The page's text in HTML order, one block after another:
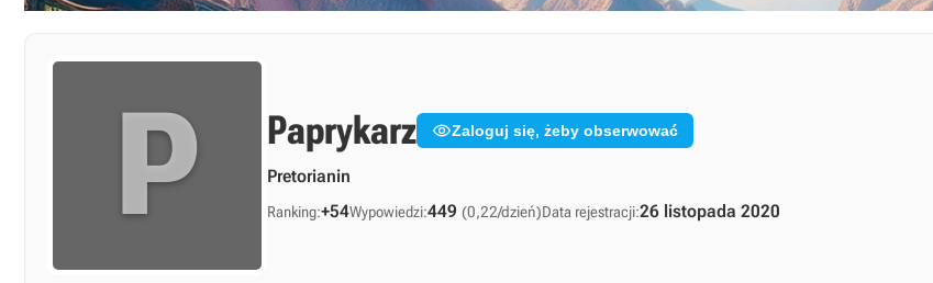
P Paprykarz Zaloguj się, żeby obserwować
Pretorianin
Ranking:+54Wypowiedzi:449 (0,22/dzień)Data rejestracji:26 listopada 2020